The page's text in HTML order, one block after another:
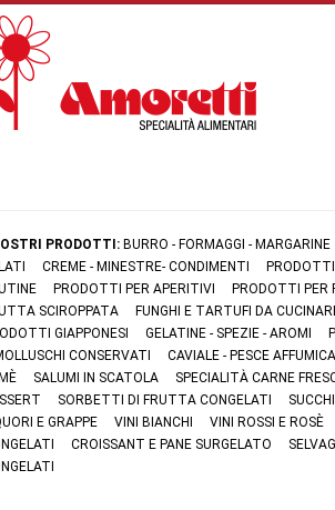
PRODOTTI: BURRO - FORMAGGI - MARGARINE
CREME - MINESTRE- CONDIMENTI
PRODOTTI PER APERITIVI
PRODOTTI PER
SCIROPPATA
FUNGHI E TARTUFI DA
GIAPPONESI
GELATINE - SPEZIE - AROMI
CONSERVATI
CAVIALE - PESCE
SALUMI IN SCATOLA
SPECIALITÀ CARNE
SORBETTI DI FRUTTA CONGELATI
E GRAPPE
VINI BIANCHI
VINI ROSSI E ROSÈ
CROISSANT E PANE SURGELATO